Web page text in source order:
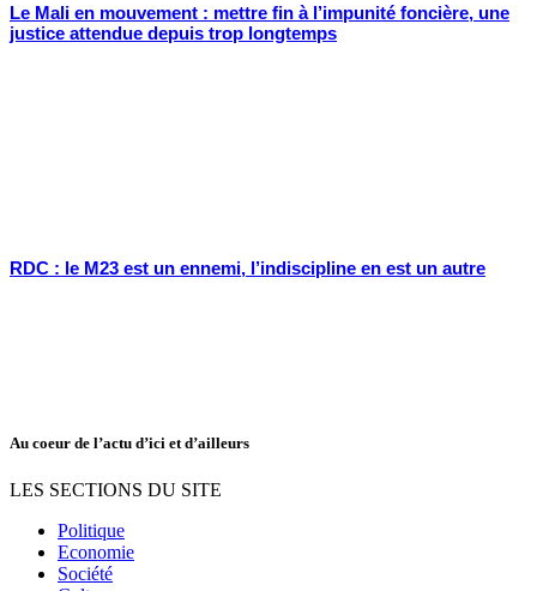
Le Mali en mouvement : mettre fin à l’impunité foncière, une
justice attendue depuis trop longtemps
RDC : le M23 est un ennemi, l’indiscipline en est un autre
Au coeur de l’actu d’ici et d’ailleurs
LES SECTIONS DU SITE
Politique
Economie
Société